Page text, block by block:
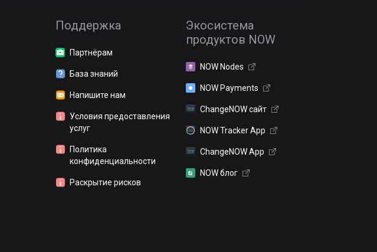
Поддержка
Партнёрам
База знаний
Напишите нам
Условия предоставления
услуг
Политика
конфиденциальности
Раскрытие рисков
Экосистема
продуктов NOW
NOW Nodes
NOW Payments
ChangeNOW сайт
NOW Tracker App
ChangeNOW App
NOW блог